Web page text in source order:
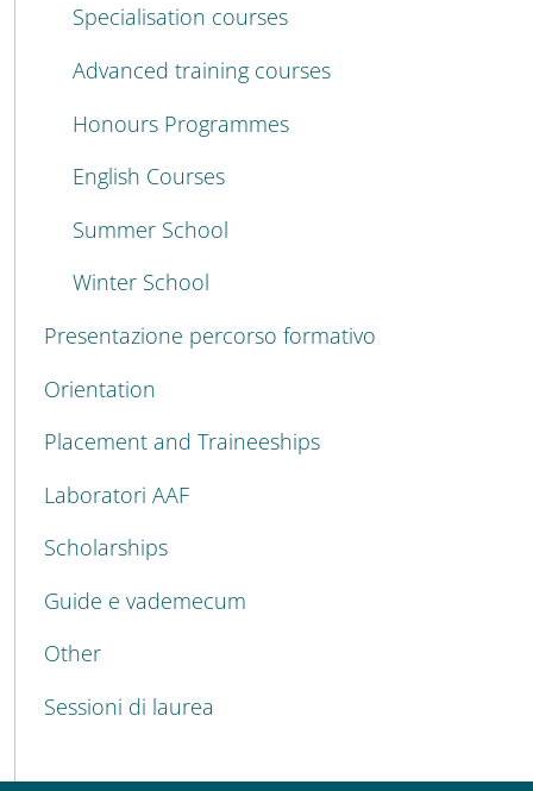
Specialisation courses
Advanced training courses
Honours Programmes
English Courses
Summer School
Winter School
Presentazione percorso formativo
Orientation
Placement and Traineeships
Laboratori AAF
Scholarships
Guide e vademecum
Other
Sessioni di laurea